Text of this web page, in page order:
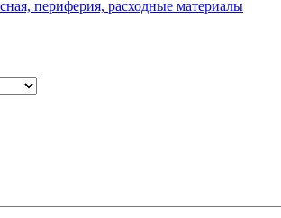
периферия, расходные материалы